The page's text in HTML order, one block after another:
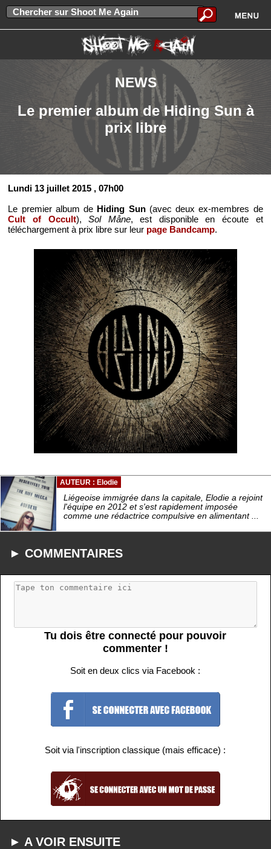
NEWS
Le premier album de Hiding Sun à
prix libre
Lundi 13 juillet 2015 , 07h00
Le premier album de Hiding Sun(avec deux ex-membres de
Cult of Occult),Sol Måne, est disponible en écoute et
téléchargement à prix libre sur leur page Bandcamp.
AUTEUR : Elodie
Liégeoise immigrée dans la capitale, Elodie a rejoint
l'équipe en 2012 et s'est rapidement imposée
comme une rédactrice compulsive en alimentant ...
► COMMENTAIRES
Tu dois être connecté pour pouvoir
commenter !
Soit en deux clics via Facebook :
Soit via l'inscription classique (mais efficace) :
► A VOIR ENSUITE